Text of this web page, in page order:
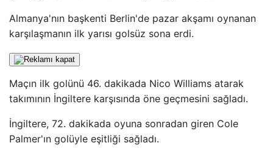
Almanya'nın başkenti Berlin'de pazar akşamı oynanan
karşılaşmanın ilk yarısı golsüz sona erdi.
Maçın ilk golünü 46. dakikada Nico Williams atarak
takımının İngiltere karşısında öne geçmesini sağladı.
İngiltere, 72. dakikada oyuna sonradan giren Cole
Palmer'ın golüyle eşitliği sağladı.